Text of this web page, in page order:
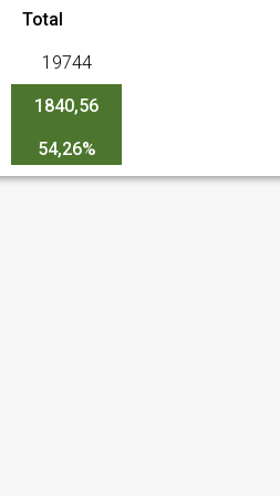
Total
19744
1840,56
54,26%